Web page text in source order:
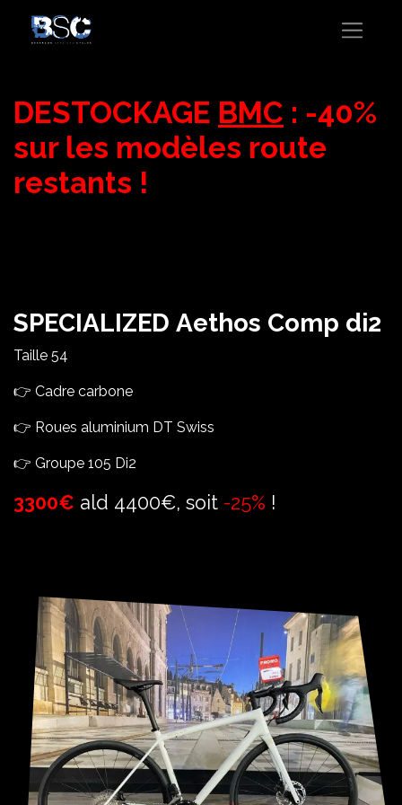
DESTOCKAGE BMC : -40%
sur les modèles route
restants !
SPECIALIZED Aethos Comp di2
Taille 54
👉 Cadre carbone
👉 Roues aluminium DT Swiss
👉 Groupe 105 Di2
3300€ ald 4400€, soit -25% !